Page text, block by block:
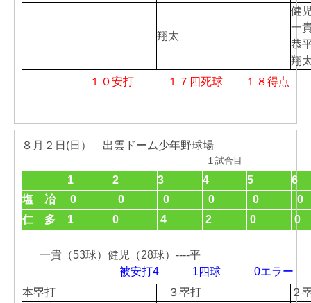
翔太
健
一
恭
翔
１０安打 １７四死球 １８得点
８月２日(日） 出雲ドーム少年野球場
１試合目
1 2 3 4 5
6
塩 冶
0 0 0 0 0
0
仁 多
1 0 4 2 0 0
一貴（53球）健児（28球）----平
被安打4 1四球 0エラ
本塁打
３塁打 ２